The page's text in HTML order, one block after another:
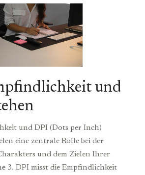
und
und DPI (Dots per Inch)
eine zentrale Rolle bei der
und dem Zielen Ihrer
3. DPI misst die Empfindlichkeit